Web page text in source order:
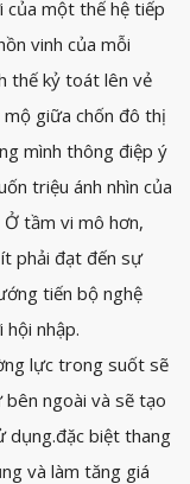
của một thế hệ tiếp
vinh của mỗi
thế kỷ toát lên vẻ
giữa chốn đô thị
mình thông điệp ý
triệu ánh nhìn của
tầm vi mô hơn,
phải đạt đến sự
tiến bộ nghệ
nhập.
lực trong suốt sẽ
ngoài và sẽ tạo
dụng.đặc biệt thang
và làm tăng giá